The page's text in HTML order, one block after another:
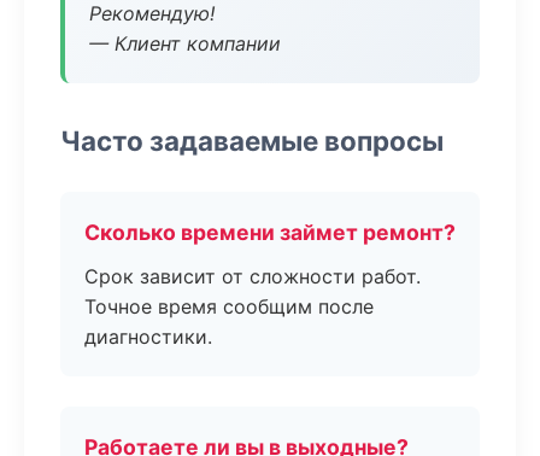
Рекомендую!
— Клиент компании
Часто задаваемые вопросы
Сколько времени займет ремонт?
Срок зависит от сложности работ.
Точное время сообщим после
диагностики.
Работаете ли вы в выходные?